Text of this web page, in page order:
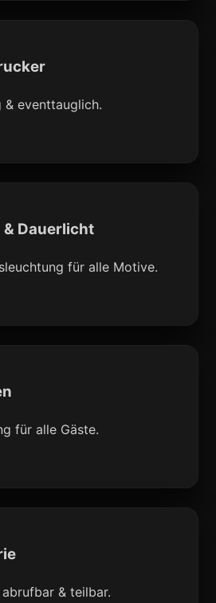
& eventtauglich.
Dauerlicht
für alle Motive.
für alle Gäste.
& teilbar.